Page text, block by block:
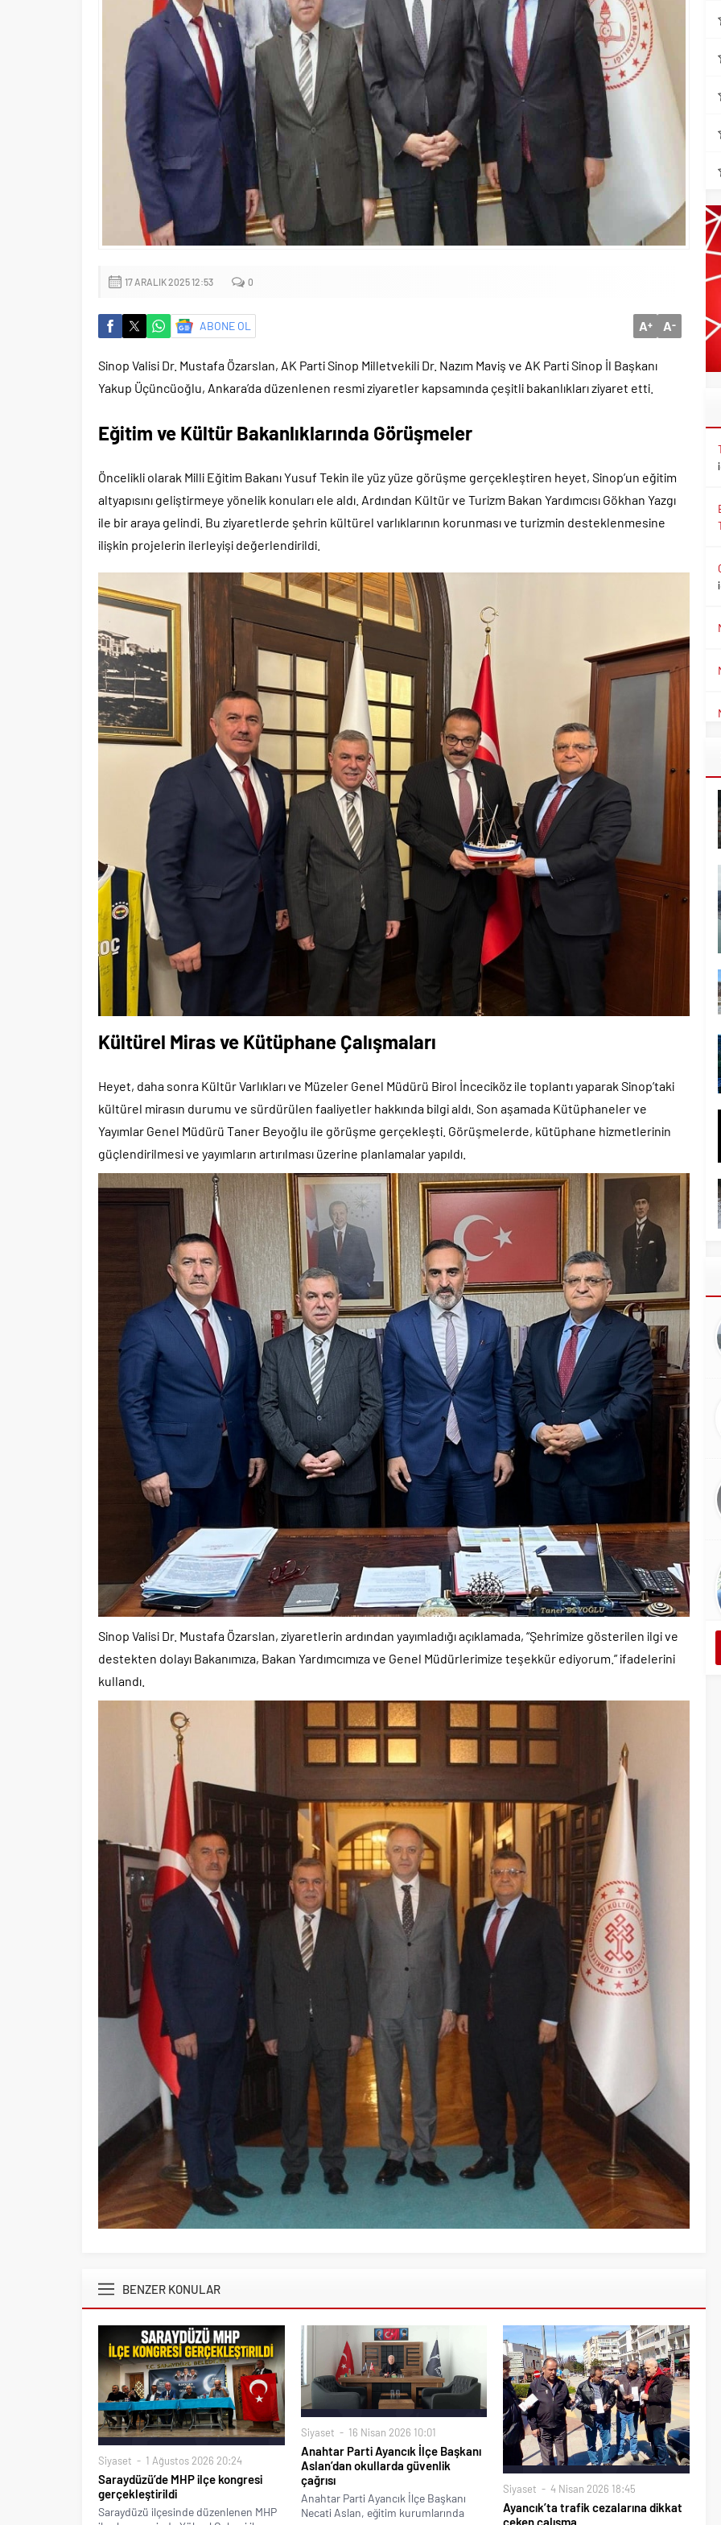
17 ARALIK 2025 12:53 0
ABONE OL A+ A-
Sinop Valisi Dr. Mustafa Özarslan, AK Parti Sinop Milletvekili Dr. Nazım Maviş ve AK Parti Sinop İl Başkanı
Yakup Üçüncüoğlu, Ankara’da düzenlenen resmi ziyaretler kapsamında çeşitli bakanlıkları ziyaret etti.
Eğitim ve Kültür Bakanlıklarında Görüşmeler
Öncelikli olarak Milli Eğitim Bakanı Yusuf Tekin ile yüz yüze görüşme gerçekleştiren heyet, Sinop’un eğitim
altyapısını geliştirmeye yönelik konuları ele aldı. Ardından Kültür ve Turizm Bakan Yardımcısı Gökhan Yazgı
ile bir araya gelindi. Bu ziyaretlerde şehrin kültürel varlıklarının korunması ve turizmin desteklenmesine
ilişkin projelerin ilerleyişi değerlendirildi.
Kültürel Miras ve Kütüphane Çalışmaları
Heyet, daha sonra Kültür Varlıkları ve Müzeler Genel Müdürü Birol İnceciköz ile toplantı yaparak Sinop’taki
kültürel mirasın durumu ve sürdürülen faaliyetler hakkında bilgi aldı. Son aşamada Kütüphaneler ve
Yayımlar Genel Müdürü Taner Beyoğlu ile görüşme gerçekleşti. Görüşmelerde, kütüphane hizmetlerinin
güçlendirilmesi ve yayımların artırılması üzerine planlamalar yapıldı.
Sinop Valisi Dr. Mustafa Özarslan, ziyaretlerin ardından yayımladığı açıklamada, “Şehrimize gösterilen ilgi ve
destekten dolayı Bakanımıza, Bakan Yardımcımıza ve Genel Müdürlerimize teşekkür ediyorum.” ifadelerini
kullandı.
BENZER KONULAR
Siyaset 1 Ağustos 2026 20:24
Saraydüzü’de MHP ilçe kongresi
gerçekleştirildi
Saraydüzü ilçesinde düzenlenen MHP
Siyaset 16 Nisan 2026 10:01
Anahtar Parti Ayancık İlçe Başkanı
Aslan’dan okullarda güvenlik
çağrısı
Anahtar Parti Ayancık İlçe Başkanı
Necati Aslan, eğitim kurumlarında
Siyaset 4 Nisan 2026 18:45
Ayancık’ta trafik cezalarına dikkat
çeken çalışma